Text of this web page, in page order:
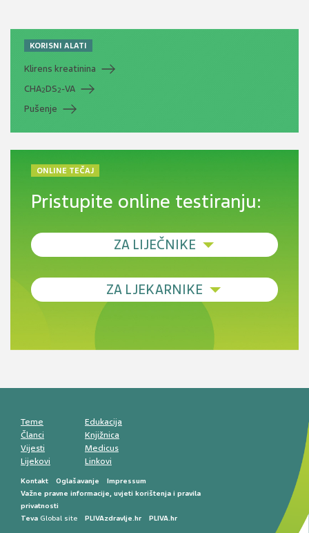
KORISNI ALATI
Klirens kreatinina
CHA2DS2-VA
Pušenje
ONLINE TEČAJ
Pristupite online testiranju:
ZA LIJEČNIKE
Debljina - od prevencije do personalizirane
Novi pogled na migrenu: komorbiditeti, spolne
razlike i nove terapije
smetnji do rane onkološke dijagnostike
ZA LJEKARNIKE
Antikoagulansi u ljekarničkoj praksi –
Teme
Članci
Vijesti
Lijekovi
Edukacija
Knjižnica
Medicus
Linkovi
Kontakt Oglašavanje
Impressum
Važne pravne informacije, uvjeti korištenja i pravila
privatnosti
Teva Global site PLIVAzdravlje.hr PLIVA.hr